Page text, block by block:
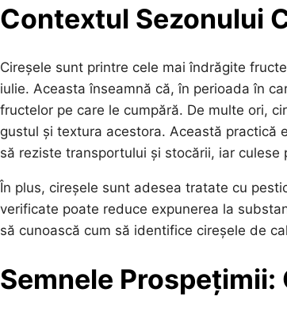
Contextul Sezonului
Cireșele sunt printre cele mai îndrăgite
iulie. Aceasta înseamnă că, în perioada în
fructelor pe care le cumpără. De multe ori,
gustul și textura acestora. Această practică
să reziste transportului și stocării, iar
În plus, cireșele sunt adesea tratate cu
verificate poate reduce expunerea la
să cunoască cum să identifice cireșele de
Semnele